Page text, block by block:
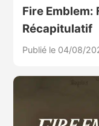
Fire Emblem:
Récapitulatif
Publié le 04/08/